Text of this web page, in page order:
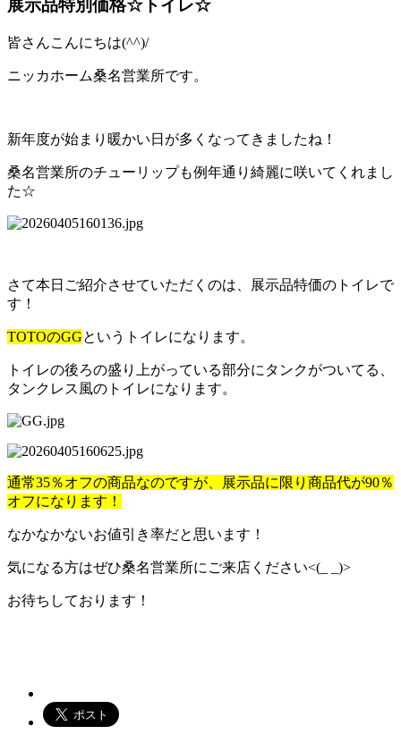
展示品特別価格☆トイレ☆
皆さんこんにちは(^^)/
ニッカホーム桑名営業所です。
新年度が始まり暖かい日が多くなってきましたね！
桑名営業所のチューリップも例年通り綺麗に咲いてくれまし
た☆
さて本日ご紹介させていただくのは、展示品特価のトイレで
す！
TOTOのGGというトイレになります。
トイレの後ろの盛り上がっている部分にタンクがついてる、
タンクレス風のトイレになります。
通常35％オフの商品なのですが、展示品に限り商品代が90％
オフになります！
なかなかないお値引き率だと思います！
気になる方はぜひ桑名営業所にご来店ください<(_ _)>
お待ちしております！